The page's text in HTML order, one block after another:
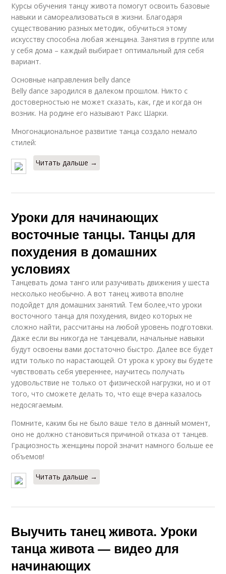
Курсы обучения танцу живота помогут освоить базовые
навыки и самореализоваться в жизни. Благодаря
существованию разных методик, обучиться этому
искусству способна любая женщина. Занятия в группе или
у себя дома – каждый выбирает оптимальный для себя
вариант.
Основные направления belly dance
Belly dance зародился в далеком прошлом. Никто с
достоверностью не может сказать, как, где и когда он
возник. На родине его называют Ракс Шарки.
Многонациональное развитие танца создало немало
стилей:
Читать дальше →
Уроки для начинающих
восточные танцы. Танцы для
похудения в домашних
условиях
Танцевать дома танго или разучивать движения у шеста
несколько необычно. А вот танец живота вполне
подойдет для домашних занятий. Тем более,что уроки
восточного танца для похудения, видео которых не
сложно найти, рассчитаны на любой уровень подготовки.
Даже если вы никогда не танцевали, начальные навыки
будут освоены вами достаточно быстро. Далее все будет
идти только по нарастающей. От урока к уроку вы будете
чувствовать себя увереннее, научитесь получать
удовольствие не только от физической нагрузки, но и от
того, что сможете делать то, что еще вчера казалось
недосягаемым.
Помните, каким бы не было ваше тело в данный момент,
оно не должно становиться причиной отказа от танцев.
Грациозность женщины порой значит намного больше ее
объемов!
Читать дальше →
Выучить танец живота. Уроки
танца живота — видео для
начинающих